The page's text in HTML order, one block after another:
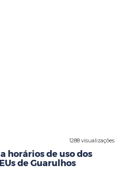
1288 visualizações
horários de uso dos
de Guarulhos